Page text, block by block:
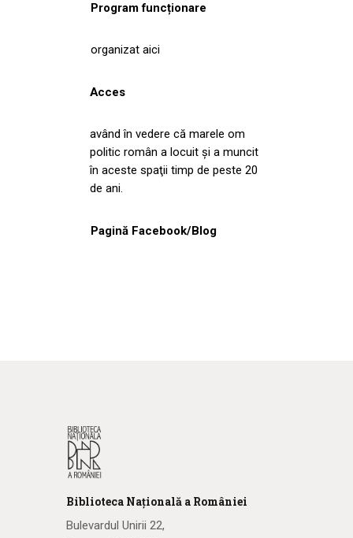
Program funcționare
organizat aici
Acces
având în vedere că marele om
politic român a locuit şi a muncit
în aceste spaţii timp de peste 20
de ani.
Pagină Facebook/Blog
Biblioteca Națională a României
Bulevardul Unirii 22,